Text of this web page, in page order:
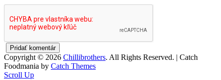
Copyright © 2026 Chillibrothers. All Rights Reserved. | Catch
Foodmania by Catch Themes
Scroll Up